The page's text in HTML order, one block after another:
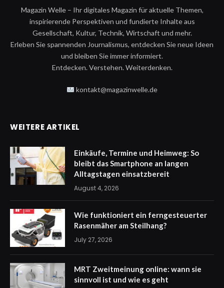
Magazin Welle – Ihr digitales Magazin für aktuelle Themen,
inspirierende Perspektiven und fundierte Inhalte aus
Gesellschaft, Kultur, Technik, Wirtschaft und mehr.
Erleben Sie spannenden Journalismus, entdecken Sie neue Ideen
und bleiben Sie immer informiert.
Entdecken. Verstehen. Weiterdenken.
kontakt@magazinwelle.de
WEITERE ARTIKEL
Einkäufe, Termine und Heimweg: So
bleibt das Smartphone an langen
Alltagstagen einsatzbereit
August 4, 2026
Wie funktioniert ein ferngesteuerter
Rasenmäher am Steilhang?
July 27, 2026
MRT Zweitmeinung online: wann sie
sinnvoll ist und wie es geht